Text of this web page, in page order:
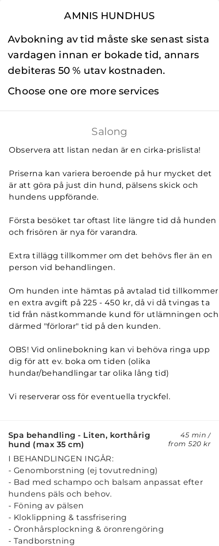
AMNIS HUNDHUS
Avbokning av tid måste ske senast sista
vardagen innan er bokade tid, annars
debiteras 50 % utav kostnaden.
Choose one ore more services
Salong
Observera att listan nedan är en cirka-prislista!
Priserna kan variera beroende på hur mycket det
är att göra på just din hund, pälsens skick och
hundens uppförande.
Första besöket tar oftast lite längre tid då hunden
och frisören är nya för varandra.
Extra tillägg tillkommer om det behövs fler än en
person vid behandlingen.
Om hunden inte hämtas på avtalad tid tillkommer
en extra avgift på 225 - 450 kr, då vi då tvingas ta
tid från nästkommande kund för utlämningen och
därmed "förlorar" tid på den kunden.
OBS! Vid onlinebokning kan vi behöva ringa upp
dig för att ev. boka om tiden (olika
hundar/behandlingar tar olika lång tid)
Vi reserverar oss för eventuella tryckfel.
Spa behandling - Liten, korthårig
hund (max 35 cm)
45 min /
from520 kr
I BEHANDLINGEN INGÅR:
- Genomborstning (ej tovutredning)
- Bad med schampo och balsam anpassat efter
hundens päls och behov.
- Föning av pälsen
- Kloklippning & tassfrisering
- Öronhårsplockning & öronrengöring
- Tandborstning